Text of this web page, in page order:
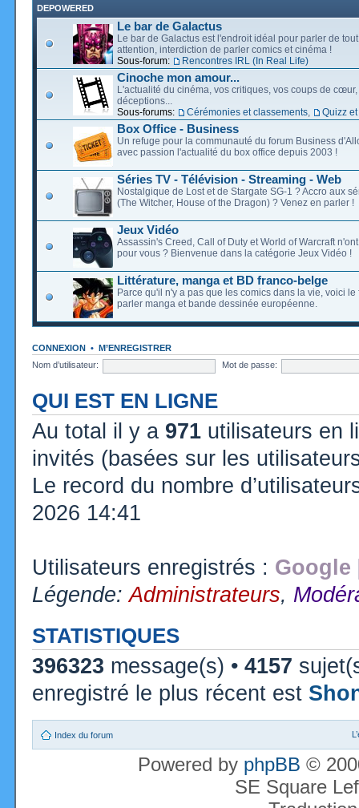
DEPOWERED
Le bar de Galactus
Le bar de Galactus est l'endroit idéal pour parler de
attention, interdiction de parler comics et cinéma !
Sous-forum:
Rencontres IRL (In Real Life)
Cinoche mon amour...
L'actualité du cinéma, vos critiques, vos coups de cœur,
déceptions...
Sous-forums:
Cérémonies et classements Quizz
Box Office - Business
Un refuge pour la communauté du forum Business
avec passion l'actualité du box office depuis 2003 !
Séries TV - Télévision - Streaming - Web
Nostalgique de Lost et de Stargate SG-1 ? Accro aux
(The Witcher, House of the Dragon) ? Venez en parler !
Jeux Vidéo
Assassin's Creed, Call of Duty et World of Warcraft
pour vous ? Bienvenue dans la catégorie Jeux Vidéo !
Littérature, manga et BD franco-belge
Parce qu'il n'y a pas que les comics dans la vie, voici le
parler manga et bande dessinée européenne.
CONNEXION • M’ENREGISTRER
Nom d’utilisateur:
Mot de passe:
QUI EST EN LIGNE
Au total il y a 971 utilisateurs en
invités (basées sur les
Le record du nombre
2026 14:41
Utilisateurs enregistrés : Google
Légende:Administrateurs,
STATISTIQUES
396323 message(s) • 4157
enregistré le plus récent est
Index du forum
Powered by phpBB ©
SE Square